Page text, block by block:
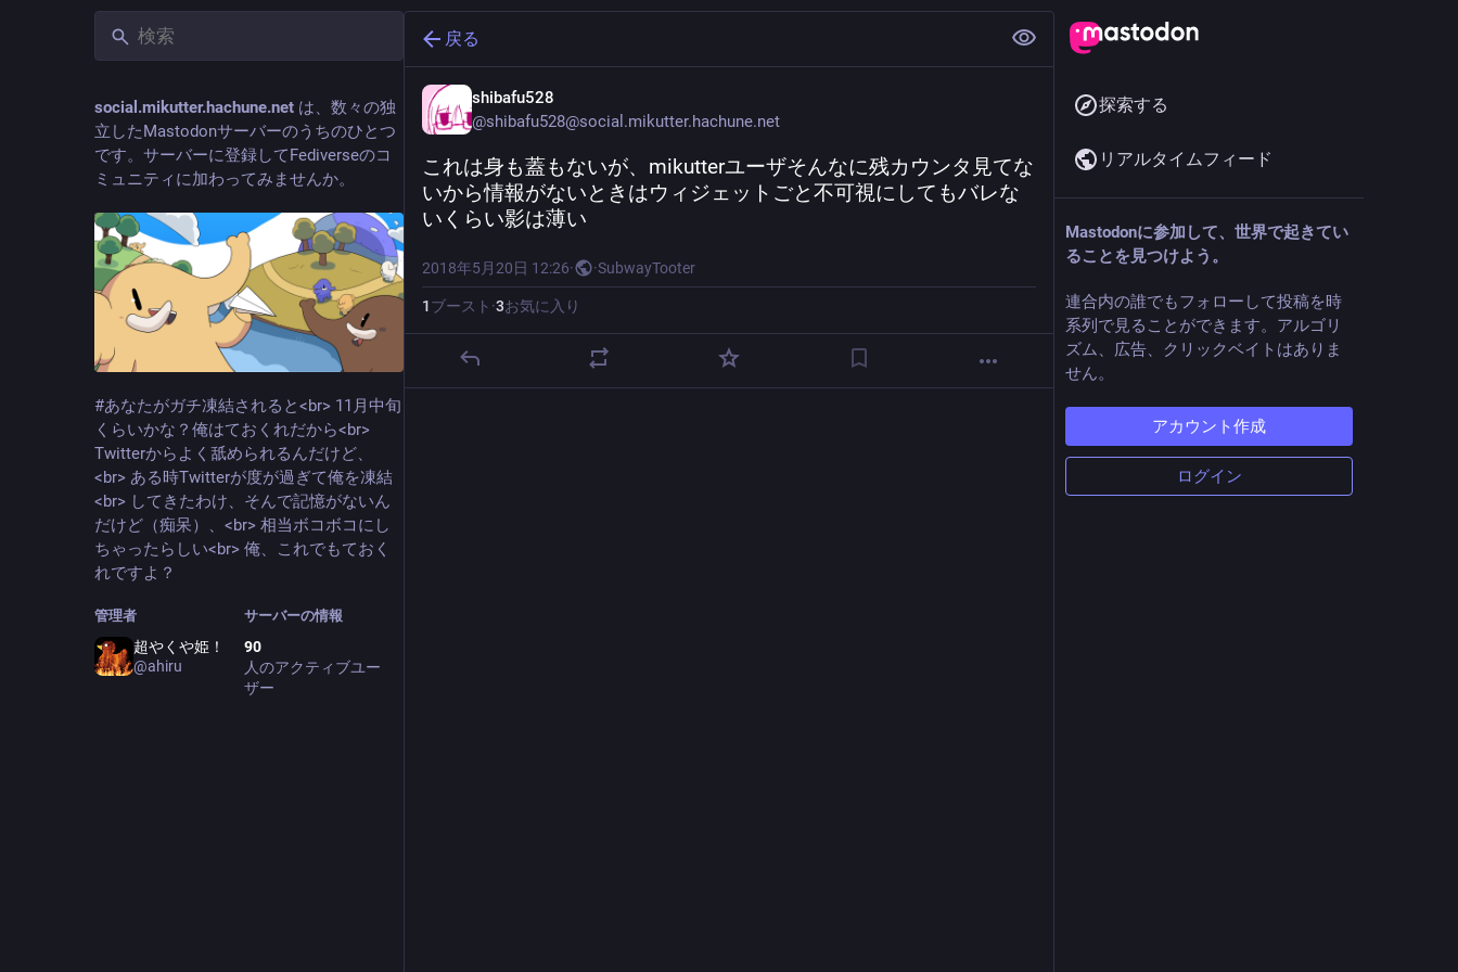
social.mikutter.hachune.net は、数々の独
立したMastodonサーバーのうちのひとつ
です。サーバーに登録してFediverseのコ
ミュニティに加わってみませんか。
#あなたがガチ凍結されると<br> 11月中旬
くらいかな？俺はておくれだから<br>
Twitterからよく舐められるんだけど、
<br> ある時Twitterが度が過ぎて俺を凍結
<br> してきたわけ、そんで記憶がないん
だけど（痴呆）、<br> 相当ボコボコにし
ちゃったらしい<br> 俺、これでもておく
れですよ？
管理者
超やくや姫！
@ahiru
サーバーの情報
90
人のアクティブユー
ザー
戻る
shibafu528
@shibafu528@social.mikutter.hachune.net
これは身も蓋もないが、mikutterユーザそんなに残カウンタ見てな
いから情報がないときはウィジェットごと不可視にしてもバレな
いくらい影は薄い
2018年5月20日 12:26· ·SubwayTooter
1ブースト ·3お気に入り
探索する
リアルタイムフィード
Mastodonに参加して、世界で起きてい
ることを見つけよう。
連合内の誰でもフォローして投稿を時
系列で見ることができます。アルゴリ
ズム、広告、クリックベイトはありま
せん。
アカウント作成
ログイン